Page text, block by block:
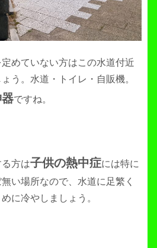
めていない方はこの水道付近
う。水道・トイレ・自販機。
ですね。
方は子供の熱中症には特に
い場所なので、水道に足繁く
に冷やしましょう。